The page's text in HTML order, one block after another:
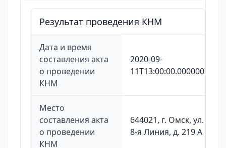
Результат проведения КНМ
Дата и время
составления акта
о проведении
КНМ
2020-09-
11T13:00:00.000000Z
Место
составления акта
о проведении
КНМ
644021, г. Омск, ул.
8-я Линия, д. 219 А